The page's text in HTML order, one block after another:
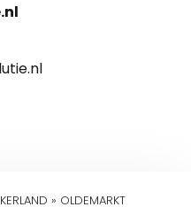
» OLDEMARKT